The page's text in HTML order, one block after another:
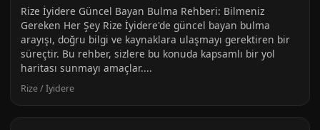
Rize İyidere Güncel Bayan Bulma Rehberi: Bilmeniz
Gereken Her Şey Rize İyidere'de güncel bayan bulma
arayışı, doğru bilgi ve kaynaklara ulaşmayı gerektiren bir
süreçtir. Bu rehber, sizlere bu konuda kapsamlı bir yol
haritası sunmayı amaçlar....
Rize / İyidere